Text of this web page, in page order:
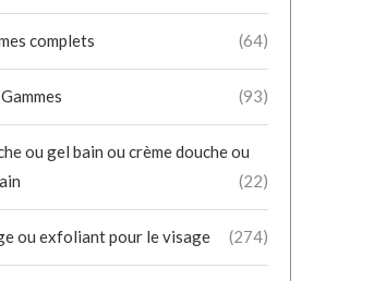
complets (64)
(93)
ou gel bain ou crème douche ou
(22)
ou exfoliant pour le visage (274)